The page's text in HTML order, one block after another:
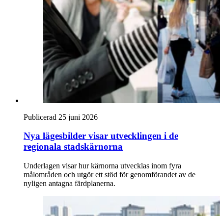
Publicerad 25 juni 2026
Nya lägesbilder visar utvecklingen i de
regionala stadskärnorna
Underlagen visar hur kärnorna utvecklas inom fyra
målområden och utgör ett stöd för genomförandet av de
nyligen antagna färdplanerna.